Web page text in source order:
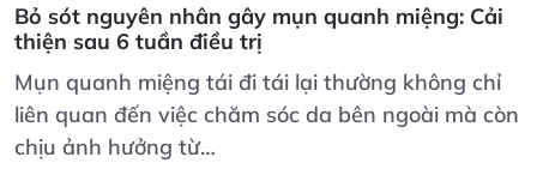
Bỏ sót nguyên nhân gây mụn quanh miệng: Cải
thiện sau 6 tuần điều trị
Mụn quanh miệng tái đi tái lại thường không chỉ
liên quan đến việc chăm sóc da bên ngoài mà còn
chịu ảnh hưởng từ…